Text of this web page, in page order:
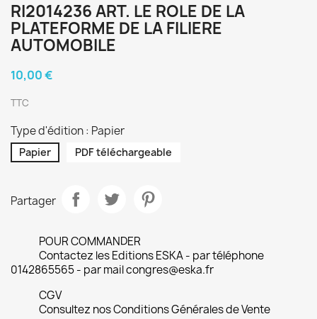
RI2014236 ART. LE ROLE DE LA
PLATEFORME DE LA FILIERE
AUTOMOBILE
10,00 €
TTC
Type d'édition : Papier
Papier PDF téléchargeable
Partager
POUR COMMANDER
Contactez les Editions ESKA - par téléphone
0142865565 - par mail congres@eska.fr
CGV
Consultez nos Conditions Générales de Vente